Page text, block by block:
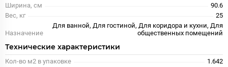
Ширина, см
90.6
Вес, кг
25
Назначение
Для ванной, Для гостиной, Для коридора и кухни, Для
общественных помещений
Технические характеристики
Кол-во м2 в упаковке
1.642